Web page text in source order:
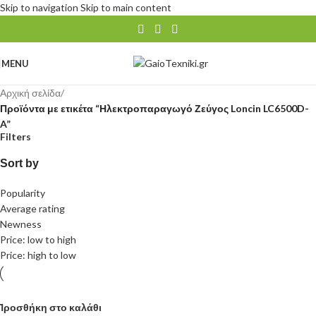
Skip to navigation Skip to main content
MENU
Αρχική σελίδα/
Προϊόντα με ετικέτα “Ηλεκτροπαραγωγό Ζεύγος Loncin LC6500D-
A”
Filters
Sort by
Popularity
Average rating
Newness
Price: low to high
Price: high to low
στο καλάθι